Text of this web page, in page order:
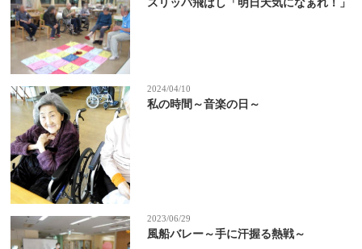
スリッパ飛ばし「明日天気になぁれ！」
2024/04/10
私の時間～音楽の日～
2023/06/29
風船バレー～手に汗握る熱戦～